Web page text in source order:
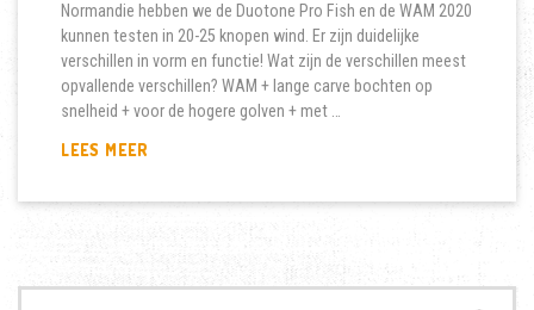
Normandie hebben we de Duotone Pro Fish en de WAM 2020
kunnen testen in 20-25 knopen wind. Er zijn duidelijke
verschillen in vorm en functie! Wat zijn de verschillen meest
opvallende verschillen? WAM + lange carve bochten op
snelheid + voor de hogere golven + met …
LEES MEER
TUSSEN
DUOTONE